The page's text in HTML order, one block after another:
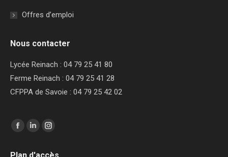
Offres d’emploi
Nous contacter
Lycée Reinach : 04 79 25 41 80
Ferme Reinach : 04 79 25 41 28
CFPPA de Savoie : 04 79 25 42 02
Trouvez nous sur :
Facebook
LinkedInInstagram